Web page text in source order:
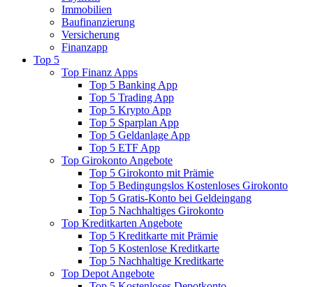
Immobilien
Baufinanzierung
Versicherung
Finanzapp
Top 5
Top Finanz Apps
Top 5 Banking App
Top 5 Trading App
Top 5 Krypto App
Top 5 Sparplan App
Top 5 Geldanlage App
Top 5 ETF App
Top Girokonto Angebote
Top 5 Girokonto mit Prämie
Top 5 Bedingungslos Kostenloses Girokonto
Top 5 Gratis-Konto bei Geldeingang
Top 5 Nachhaltiges Girokonto
Top Kreditkarten Angebote
Top 5 Kreditkarte mit Prämie
Top 5 Kostenlose Kreditkarte
Top 5 Nachhaltige Kreditkarte
Top Depot Angebote